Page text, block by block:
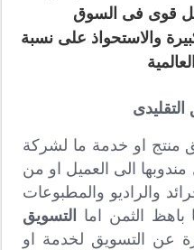
قوى فى السوق
والاستحواذ على نسبة
منتج او خدمة ما لشركة
الى العميل او من
والراديو والمطبوعات
الثمن اما
التسويق
عن التسويق لخدمة او